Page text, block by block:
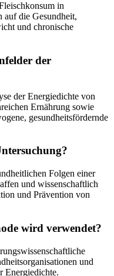
in
auf die Gesundheit,
und chronische
der
der Energiedichte von
Ernährung sowie
gesundheitsfördernde
Folgen einer
und wissenschaftlich
und Prävention von
wird verwendet?
und
Energiedichte.